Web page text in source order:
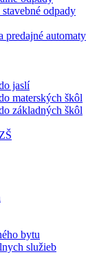
odpady
predajné automaty
jaslí
materských škôl
základných škôl
bytu
služieb